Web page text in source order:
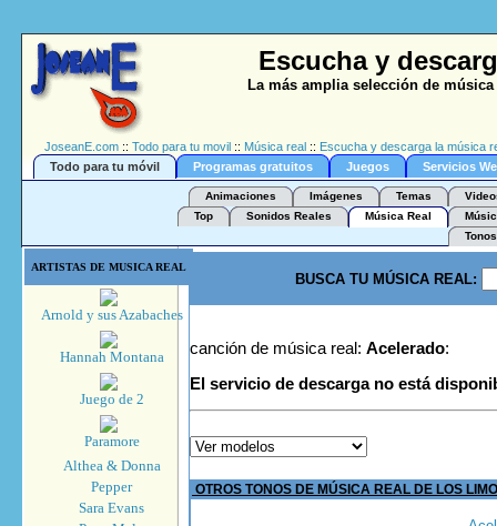
Escucha y
La más amplia selección de
JoseanE.com :: Todo para tu movil :: Música real :: Escucha y descarga la música
Todo para tu móvil
Programas gratuitos Juegos Servicios
Animaciones Imágenes Temas
Top
Sonidos Reales Música Real
Tonos
ARTISTAS DE MUSICA REAL
Arnold y sus Azabaches
Hannah Montana
Juego de 2
Paramore
Althea & Donna
Pepper
Sara Evans
BUSCA TU MÚSICA REAL:
canción de música real: Acelerado:
El servicio de descarga no está
OTROS TONOS DE MÚSICA REAL DE LOS